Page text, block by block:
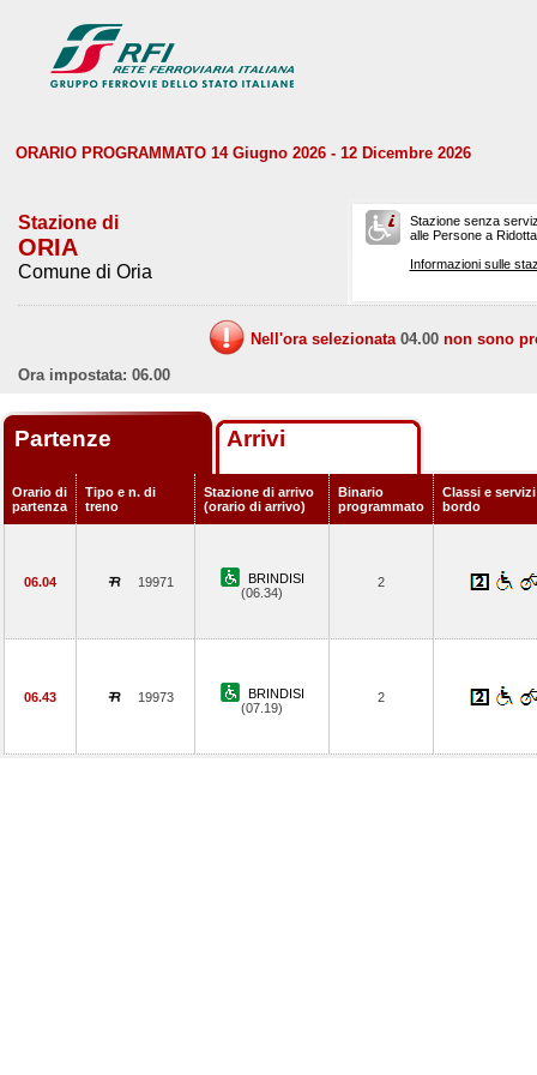
ORARIO PROGRAMMATO 14 Giugno 2026 - 12 Dicembre 2026
Stazione di
ORIA
Comune di Oria
Stazione senza
alle Persone a
Informazioni sulle
Nell'ora selezionata 04.00 non sono
Ora impostata: 06.00
Partenze Arrivi
Orario di
partenza
Tipo e n. di
treno
Stazione di arrivo
(orario di arrivo)
Binario
programmato
Classi e servizi
bordo
06.04 19971
BRINDISI
(06.34)
2
06.43 19973
BRINDISI
(07.19)
2